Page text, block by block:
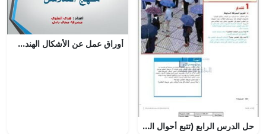
حل الدرس الرابع (تتبع أحوال الطقس) من الوحدة الخامسة, (علوم) الرابع
أوراق عمل عن الأشكال الهندسية في منهج السلاسل (رياضيات) الأول